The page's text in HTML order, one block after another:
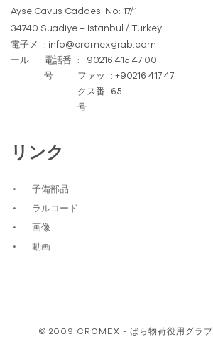
Ayse Cavus Caddesi No: 17/1
34740 Suadiye – Istanbul / Turkey
電子メ
ール
: info@cromexgrab.com
電話番
号
: +90216 415 47 00
ファッ
クス番
号
: +90216 417 47
65
リンク
予備部品
ラルコード
画像
動画
© 2009 CROMEX - ばら物荷役用グラブ